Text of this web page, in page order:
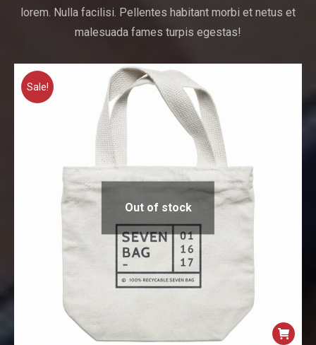
lorem. Nulla facilisi. Pellentes habitant morbi et netus et
malesuada fames turpis egestas!
Sale!
Out of stock